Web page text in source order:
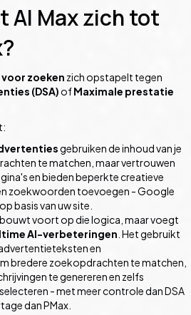
AI Max zich tot
voor zoeken zich opstapelt tegen
(DSA)ofMaximale prestatie
gebruiken de inhoud van je
te matchen, maar vertrouwen
en bieden beperkte creatieve
zoekwoorden toevoegen - Google
basis van uw site.
bouwt voort op die logica, maar voegt
AI-verbeteringen . Het gebruikt
en
bredere zoekopdrachten te matchen,
te genereren en zelfs
- met meer controle dan DSA
dan PMax.